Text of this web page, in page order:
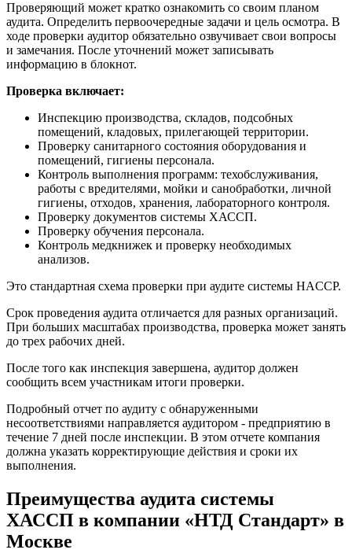
Проверяющий может кратко ознакомить со своим планом
аудита. Определить первоочередные задачи и цель осмотра. В
ходе проверки аудитор обязательно озвучивает свои вопросы
и замечания. После уточнений может записывать
информацию в блокнот.
Проверка включает:
Инспекцию производства, складов, подсобных
помещений, кладовых, прилегающей территории.
Проверку санитарного состояния оборудования и
помещений, гигиены персонала.
Контроль выполнения программ: техобслуживания,
работы с вредителями, мойки и санобработки, личной
гигиены, отходов, хранения, лабораторного контроля.
Проверку документов системы ХАССП.
Проверку обучения персонала.
Контроль медкнижек и проверку необходимых
анализов.
Это стандартная схема проверки при аудите системы HACCP.
Срок проведения аудита отличается для разных организаций.
При больших масштабах производства, проверка может занять
до трех рабочих дней.
После того как инспекция завершена, аудитор должен
сообщить всем участникам итоги проверки.
Подробный отчет по аудиту с обнаруженными
несоответствиями направляется аудитором - предприятию в
течение 7 дней после инспекции. В этом отчете компания
должна указать корректирующие действия и сроки их
выполнения.
Преимущества аудита системы
ХАССП в компании «НТД Стандарт» в
Москве